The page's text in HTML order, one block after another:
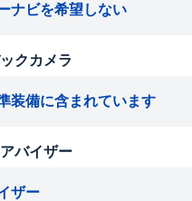
ナビを希望しない
クカメラ
装備に含まれています
アバイザー
ザー